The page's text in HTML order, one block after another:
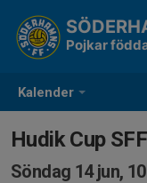
Kalender
Pojkar
Hudik Cup
Söndag 14 jun,